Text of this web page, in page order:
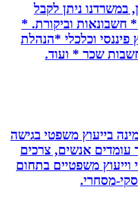
ניתן לקבל
וביקורת. *
וכלכלי *הנהלת
שכר * ועוד.
משפטי בגישה
אנשים, צרכים
משפטיים בתחום